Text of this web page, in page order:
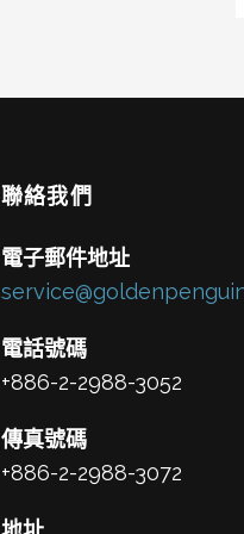
聯絡我們
電子郵件地址
電話號碼
+886-2-2988-3052
傳真號碼
+886-2-2988-3072